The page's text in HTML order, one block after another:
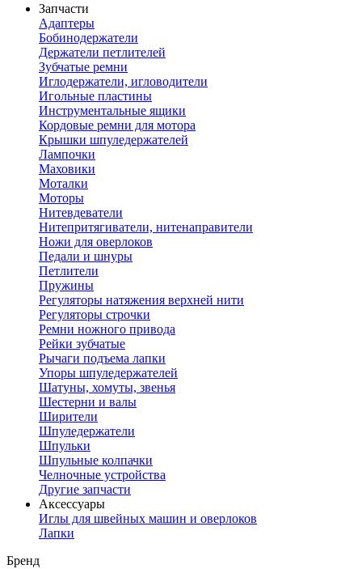
Запчасти
Адаптеры
Бобинодержатели
Держатели петлителей
Зубчатые ремни
Иглодержатели, игловодители
Игольные пластины
Инструментальные ящики
Кордовые ремни для мотора
Крышки шпуледержателей
Лампочки
Маховики
Моталки
Моторы
Нитевдеватели
Нитепритягиватели, нитенаправители
Ножи для оверлоков
Педали и шнуры
Петлители
Пружины
Регуляторы натяжения верхней нити
Регуляторы строчки
Ремни ножного привода
Рейки зубчатые
Рычаги подъема лапки
Упоры шпуледержателей
Шатуны, хомуты, звенья
Шестерни и валы
Ширители
Шпуледержатели
Шпульки
Шпульные колпачки
Челночные устройства
Другие запчасти
Аксессуары
Иглы для швейных машин и оверлоков
Лапки
Бренд